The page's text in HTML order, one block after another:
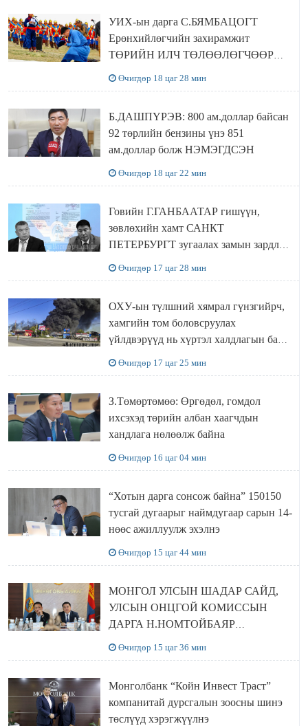
УИХ-ын дарга С.БЯМБАЦОГТ
Ерөнхийлөгчийн захирамжит
ТӨРИЙН ИЛЧ ТӨЛӨӨЛӨГЧӨӨР
Сутай хайрханы тахилгад оролцжээ
Өчигдөр 18 цаг 28 мин
Б.ДАШПҮРЭВ: 800 ам.доллар байсан
92 төрлийн бензины үнэ 851
ам.доллар болж НЭМЭГДСЭН
Өчигдөр 18 цаг 22 мин
Говийн Г.ГАНБААТАР гишүүн,
зөвлөхийн хамт САНКТ
ПЕТЕРБУРГТ зугаалах замын зардлаа
“ИНҮТ” ТӨХХК даажээ
Өчигдөр 17 цаг 28 мин
ОХУ-ын түлшний хямрал гүнзгийрч,
хамгийн том боловсруулах
үйлдвэрүүд нь хүртэл халдлагын бай
болов
Өчигдөр 17 цаг 25 мин
З.Төмөртөмөө: Өргөдөл, гомдол
ихсэхэд төрийн албан хаагчдын
хандлага нөлөөлж байна
Өчигдөр 16 цаг 04 мин
“Хотын дарга сонсож байна” 150150
тусгай дугаарыг наймдугаар сарын 14-
нөөс ажиллуулж эхэлнэ
Өчигдөр 15 цаг 44 мин
МОНГОЛ УЛСЫН ШАДАР САЙД,
УЛСЫН ОНЦГОЙ КОМИССЫН
ДАРГА Н.НОМТОЙБАЯР
ӨМНӨГОВЬ АЙМАГТ
АЖИЛЛАЛАА
Өчигдөр 15 цаг 36 мин
Монголбанк “Койн Инвест Траст”
компанитай дурсгалын зоосны шинэ
төслүүд хэрэгжүүлнэ